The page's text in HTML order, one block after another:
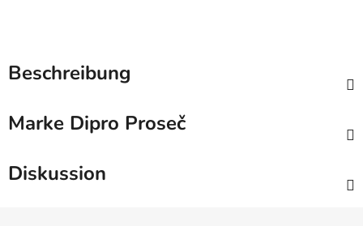
Beschreibung
Marke Dipro Proseč
Diskussion